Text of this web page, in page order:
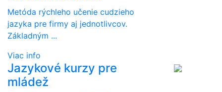
Metóda rýchleho učenie cudzieho
jazyka pre firmy aj jednotlivcov.
Základným ...
Viac info
Jazykové kurzy pre
mládež